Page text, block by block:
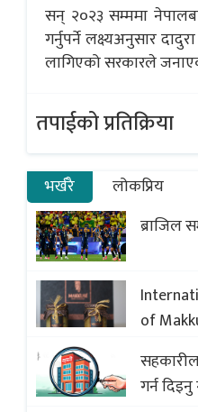
सन् २०२३ सम्ममा
गर्नुपर्ने लक्ष्यअनुसार
लागिएको सरकारले
तपाईको प्रतिक्रिया
भर्खरै
लोकप्रिय
ब्राजिल
of
with
Baklava
गर्न